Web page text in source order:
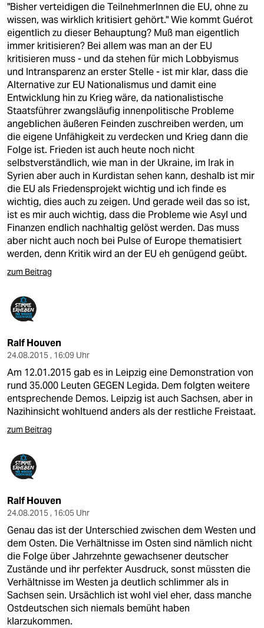
"Bisher verteidigen die TeilnehmerInnen die EU, ohne zu
wissen, was wirklich kritisiert gehört." Wie kommt Guérot
eigentlich zu dieser Behauptung? Muß man eigentlich
immer kritisieren? Bei allem was man an der EU
kritisieren muss - und da stehen für mich Lobbyismus
und Intransparenz an erster Stelle - ist mir klar, dass die
Alternative zur EU Nationalismus und damit eine
Entwicklung hin zu Krieg wäre, da nationalistische
Staatsführer zwangsläufig innenpolitische Probleme
angeblichen äußeren Feinden zuschreiben werden, um
die eigene Unfähigkeit zu verdecken und Krieg dann die
Folge ist. Frieden ist auch heute noch nicht
selbstverständlich, wie man in der Ukraine, im Irak in
Syrien aber auch in Kurdistan sehen kann, deshalb ist mir
die EU als Friedensprojekt wichtig und ich finde es
wichtig, dies auch zu zeigen. Und gerade weil das so ist,
ist es mir auch wichtig, dass die Probleme wie Asyl und
Finanzen endlich nachhaltig gelöst werden. Das muss
aber nicht auch noch bei Pulse of Europe thematisiert
werden, denn Kritik wird an der EU eh genügend geübt.
zum Beitrag
Ralf Houven
24.08.2015 , 16:09 Uhr
Am 12.01.2015 gab es in Leipzig eine Demonstration von
rund 35.000 Leuten GEGEN Legida. Dem folgten weitere
entsprechende Demos. Leipzig ist auch Sachsen, aber in
Nazihinsicht wohltuend anders als der restliche Freistaat.
zum Beitrag
Ralf Houven
24.08.2015 , 16:05 Uhr
Genau das ist der Unterschied zwischen dem Westen und
dem Osten. Die Verhältnisse im Osten sind nämlich nicht
die Folge über Jahrzehnte gewachsener deutscher
Zustände und ihr perfekter Ausdruck, sonst müssten die
Verhältnisse im Westen ja deutlich schlimmer als in
Sachsen sein. Ursächlich ist wohl viel eher, dass manche
Ostdeutschen sich niemals bemüht haben
klarzukommen.